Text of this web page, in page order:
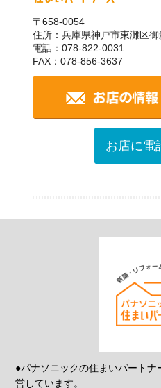
〒658-0054
住所：兵庫県神戸市東灘区
電話：078-822-0031
FAX：078-856-3637
お店に電
●パナソニックの住まいパート
営しています。